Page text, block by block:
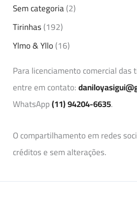
Sem categoria(2)
Tirinhas(192)
Ylmo & Yllo(16)
Para licenciamento comercial das
entre em contato:
WhatsApp(11) 94204-6635.
O compartilhamento em redes
créditos e sem alterações.